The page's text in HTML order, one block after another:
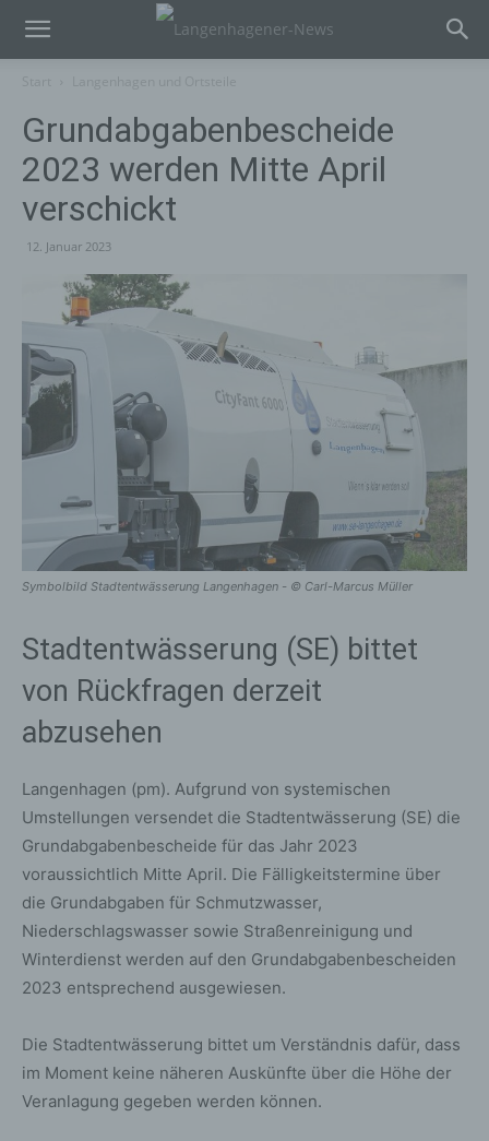
Grundabgabenbescheide
2023 werden Mitte April
verschickt
12. Januar 2023
Symbolbild Stadtentwässerung Langenhagen - © Carl-Marcus Müller
Stadtentwässerung (SE) bittet
von Rückfragen derzeit
abzusehen
Langenhagen (pm). Aufgrund von systemischen
Umstellungen versendet die Stadtentwässerung (SE) die
Grundabgabenbescheide für das Jahr 2023
voraussichtlich Mitte April. Die Fälligkeitstermine über
die Grundabgaben für Schmutzwasser,
Niederschlagswasser sowie Straßenreinigung und
Winterdienst werden auf den Grundabgabenbescheiden
2023 entsprechend ausgewiesen.
Die Stadtentwässerung bittet um Verständnis dafür, dass
im Moment keine näheren Auskünfte über die Höhe der
Veranlagung gegeben werden können.